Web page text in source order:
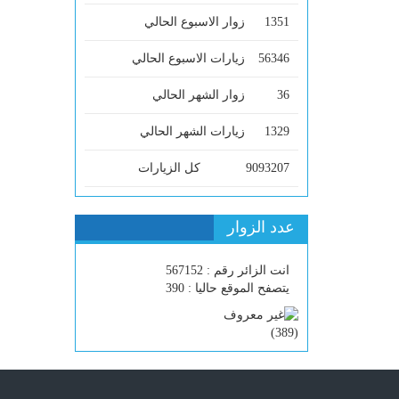
1351 زوار الاسبوع الحالي
56346 زيارات الاسبوع الحالي
36 زوار الشهر الحالي
1329 زيارات الشهر الحالي
9093207 كل الزيارات
عدد الزوار
انت الزائر رقم : 567152
يتصفح الموقع حاليا : 390
(
389
)